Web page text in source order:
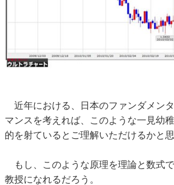
近年における、日本のファンダメン
マンスを考えれば、このような一見幼
的を射ているとご理解いただけるかと思
もし、このような原理を理論と数式
教授になれるだろう。